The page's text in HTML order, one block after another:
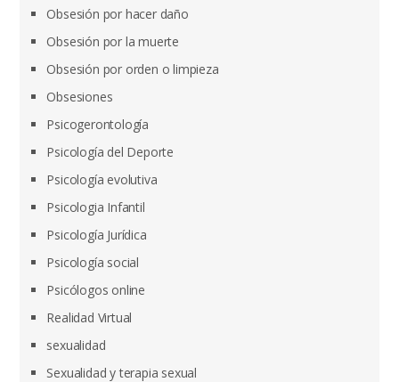
Obsesión por hacer daño
Obsesión por la muerte
Obsesión por orden o limpieza
Obsesiones
Psicogerontología
Psicología del Deporte
Psicología evolutiva
Psicologia Infantil
Psicología Jurídica
Psicología social
Psicólogos online
Realidad Virtual
sexualidad
Sexualidad y terapia sexual